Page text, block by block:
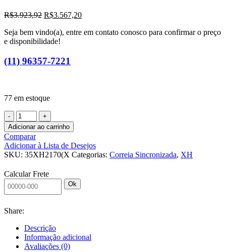
R$3.923,92 O
original
era:
R$3.567,20O
atual
Seja bem vindo(a), entre em contato conosco para confirmar o preço
e disponibilidade!
(11) 96357-7221
77 em estoque
CORREIA
SINCRONIZADA
35
XH
2170
(XH
5511,8)
FLEX
C/?
AVAFAC
KEIPER
quantidade
Adicionar ao carrinho
Comparar
Adicionar à Lista de Desejos
SKU: 35XH2170(X Categorias: Correia Sincronizada, XH
Calcular Frete
Ok
Share:
Descrição
Informação adicional
Avaliações (0)